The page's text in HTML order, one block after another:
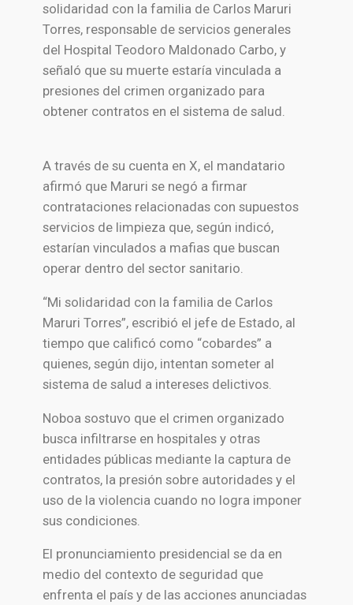
solidaridad con la familia de Carlos Maruri
Torres, responsable de servicios generales
del Hospital Teodoro Maldonado Carbo, y
señaló que su muerte estaría vinculada a
presiones del crimen organizado para
obtener contratos en el sistema de salud.
A través de su cuenta en X, el mandatario
afirmó que Maruri se negó a firmar
contrataciones relacionadas con supuestos
servicios de limpieza que, según indicó,
estarían vinculados a mafias que buscan
operar dentro del sector sanitario.
“Mi solidaridad con la familia de Carlos
Maruri Torres”, escribió el jefe de Estado, al
tiempo que calificó como “cobardes” a
quienes, según dijo, intentan someter al
sistema de salud a intereses delictivos.
Noboa sostuvo que el crimen organizado
busca infiltrarse en hospitales y otras
entidades públicas mediante la captura de
contratos, la presión sobre autoridades y el
uso de la violencia cuando no logra imponer
sus condiciones.
El pronunciamiento presidencial se da en
medio del contexto de seguridad que
enfrenta el país y de las acciones anunciadas